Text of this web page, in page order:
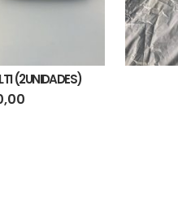
(2UNIDADES)